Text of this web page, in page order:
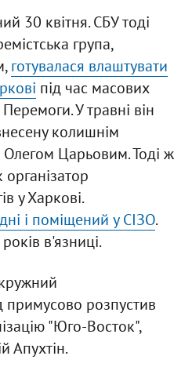
30 квітня. СБУ тоді
група,
готувалася влаштувати
під час масових
У травні він
колишнім
Царьовим. Тоді ж
у Харкові.
і поміщений у СІЗО.
в'язниці.
примусово розпустив
"Юго-Восток",
Апухтін.